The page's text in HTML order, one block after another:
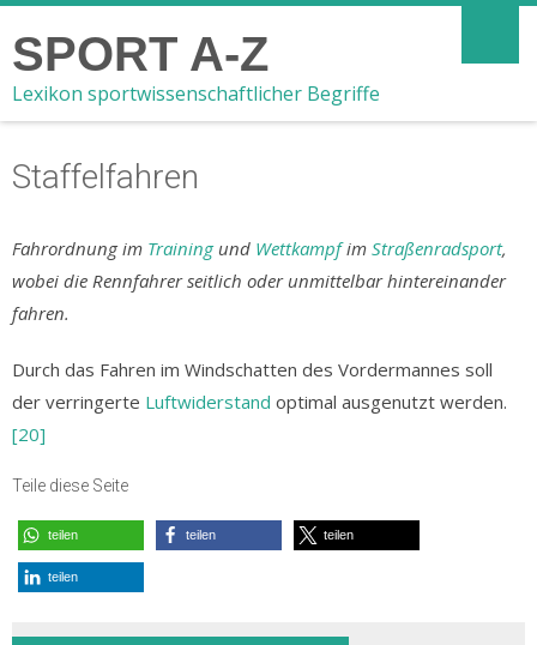
SPORT A-Z
Lexikon sportwissenschaftlicher Begriffe
Staffelfahren
Fahrordnung im Trainingund Wettkampfim Straßenradsport,
wobei die Rennfahrer seitlich oder unmittelbar hintereinander
fahren.
Durch das Fahren im Windschatten des Vordermannes soll
der verringerte Luftwiderstand optimal ausgenutzt werden.
[20]
Teile diese Seite
teilen teilen teilen
teilen